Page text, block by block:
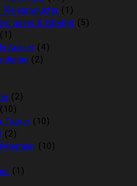
Plejeprodukter (1)
poser & tilbehør (5)
(1)
Bukser (4)
(2)
(2)
(10)
Tasker (10)
(2)
(10)
(1)